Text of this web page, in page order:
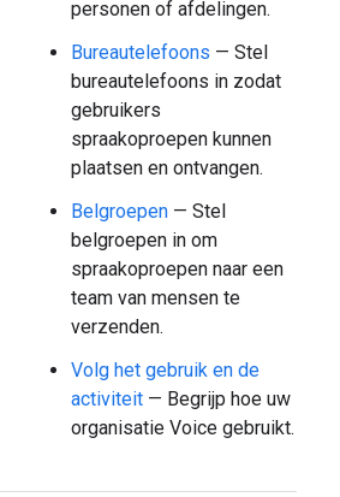
personen of afdelingen.
Bureautelefoons — Stel
bureautelefoons in zodat
gebruikers
spraakoproepen kunnen
plaatsen en ontvangen.
Belgroepen — Stel
belgroepen in om
spraakoproepen naar een
team van mensen te
verzenden.
Volg het gebruik en de
activiteit — Begrijp hoe uw
organisatie Voice gebruikt.